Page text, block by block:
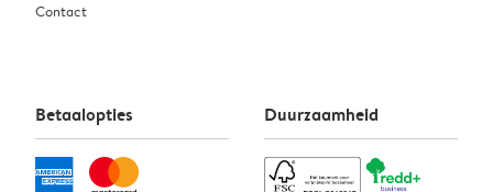
Contact
Betaalopties Duurzaamheid